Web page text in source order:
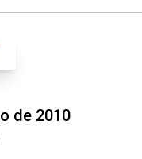
de 2010